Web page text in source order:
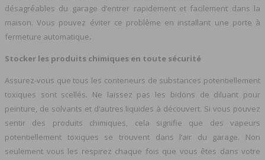
désagréables du garage d’entrer rapidement et facilement dans la
maison. Vous pouvez éviter ce problème en installant une porte à
fermeture automatique.
Stocker les produits chimiques en toute sécurité
Assurez-vous que tous les conteneurs de substances potentiellement
toxiques sont scellés. Ne laissez pas les bidons de diluant pour
peinture, de solvants et d’autres liquides à découvert. Si vous pouvez
sentir des produits chimiques, cela signifie que des vapeurs
potentiellement toxiques se trouvent dans l’air du garage. Non
seulement vous les respirez chaque fois que vous êtes dans votre